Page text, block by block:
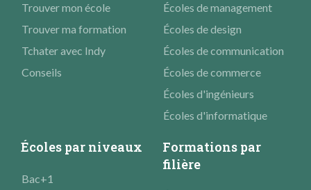
Trouver mon école
Trouver ma formation
Tchater avec Indy
Conseils
Écoles de management
Écoles de design
Écoles de communication
Écoles de commerce
Écoles d'ingénieurs
Écoles d'informatique
Écoles par niveaux
Bac+1
Formations par
filière